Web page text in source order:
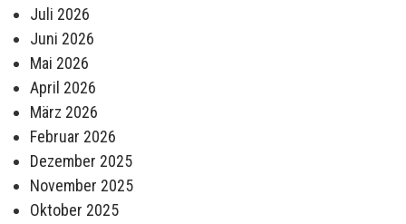
Juli 2026
Juni 2026
Mai 2026
April 2026
März 2026
Februar 2026
Dezember 2025
November 2025
Oktober 2025